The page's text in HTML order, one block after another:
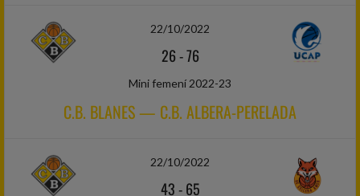
22/10/2022
26-76
Mini femení 2022-23
C.B. BLANES — C.B. ALBERA-PERELADA
22/10/2022
43-65